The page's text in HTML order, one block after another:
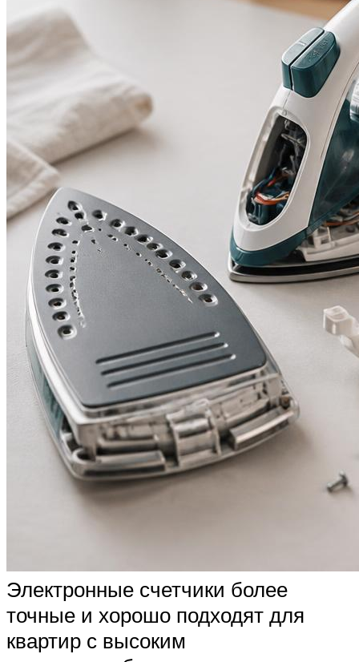
Электронные счетчики более
точные и хорошо подходят для
квартир с высоким